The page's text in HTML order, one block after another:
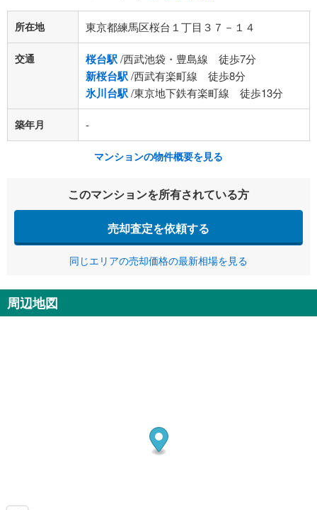
所在地 東京都練馬区桜台１丁目３７－１４
交通 桜台駅/西武池袋・豊島線 徒歩7分
新桜台駅/西武有楽町線 徒歩8分
氷川台駅/東京地下鉄有楽町線 徒歩13分
築年月 -
マンションの物件概要を見る
このマンションを所有されている方
売却査定を依頼する
同じエリアの売却価格の最新相場を見る
周辺地図